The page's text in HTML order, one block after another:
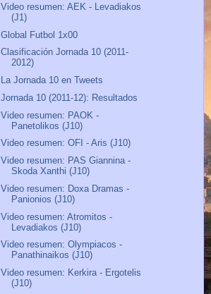
Video resumen: AEK - Levadiakos
(J1)
Global Futbol 1x00
Clasificación Jornada 10 (2011-
2012)
La Jornada 10 en Tweets
Jornada 10 (2011-12): Resultados
Video resumen: PAOK -
Panetolikos (J10)
Video resumen: OFI - Aris (J10)
Video resumen: PAS Giannina -
Skoda Xanthi (J10)
Video resumen: Doxa Dramas -
Panionios (J10)
Video resumen: Atromitos -
Levadiakos (J10)
Video resumen: Olympiacos -
Panathinaikos (J10)
Video resumen: Kerkira - Ergotelis
(J10)